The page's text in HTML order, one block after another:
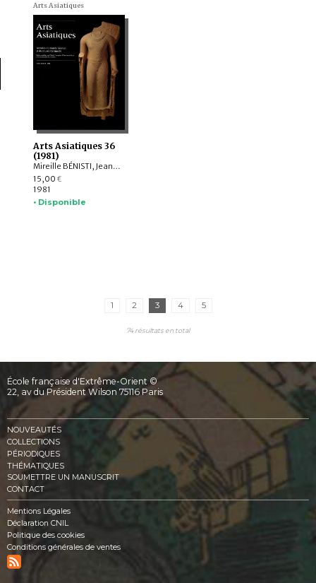
Arts Asiatiques
Arts Asiatiques 36
(1981)
Mireille BÉNISTI, Jean-Paul ROUX, Anna-Maria di PASCALE PICCOLINO, Bernard DUPAIGNE, KHING Hoc Dy , Ching-Lang HOU, Bhanu AGRAWALA
15,00 €
1981
• Disponible
1 2 3 4 5
74 résultats en total
École française d'Extrême-Orient ©
22, av du Président Wilson 75116 Paris
NOUVEAUTÉS
COLLECTIONS
PÉRIODIQUES
THÉMATIQUES
SOUMETTRE UN MANUSCRIT
CONTACT
Mentions Légales
Déclaration CNIL
Politique des cookies
Conditions générales de ventes